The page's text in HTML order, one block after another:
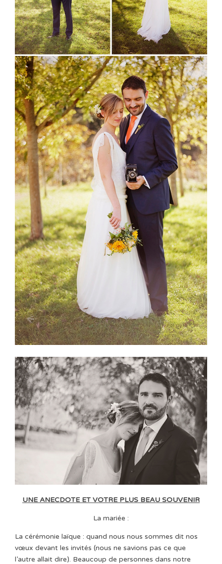
UNE ANECDOTE ET VOTRE PLUS BEAU SOUVENIR
La mariée :
La cérémonie laïque : quand nous nous sommes dit nos
vœux devant les invités (nous ne savions pas ce que
l’autre allait dire). Beaucoup de personnes dans notre